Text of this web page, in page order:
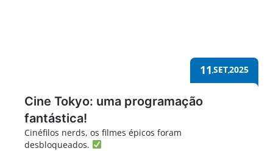
11 SET2025
Cine Tokyo: uma programação
fantástica!
Cinéfilos nerds, os filmes épicos foram
desbloqueados.